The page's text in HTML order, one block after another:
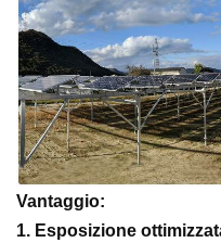
Vantaggio:
1. Esposizione